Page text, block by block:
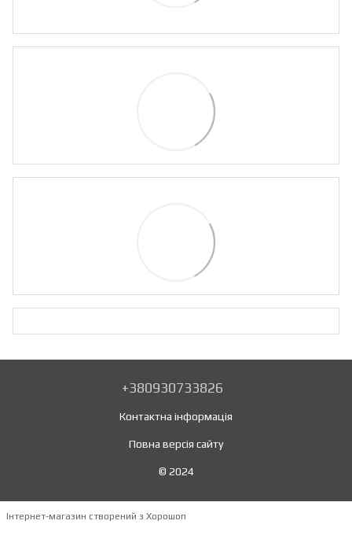
+380930733826
Контактна інформація
Повна версія сайту
© 2024
Інтернет-магазин створений з Хорошоп